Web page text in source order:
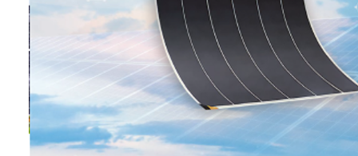
筑物，或难以进行加固施工的环
境，从而拓宽引进太阳能发电的选
择空间。